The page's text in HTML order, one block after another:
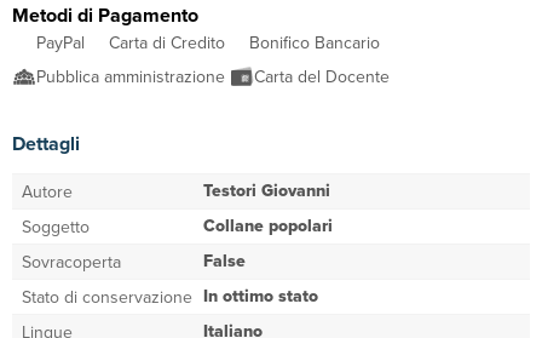
Metodi di Pagamento
PayPal Carta di Credito
Bonifico Bancario
Pubblica amministrazione
Carta del Docente
Dettagli
Autore Testori Giovanni
Soggetto Collane popolari
Sovracoperta False
Stato di conservazione In ottimo stato
Lingue Italiano